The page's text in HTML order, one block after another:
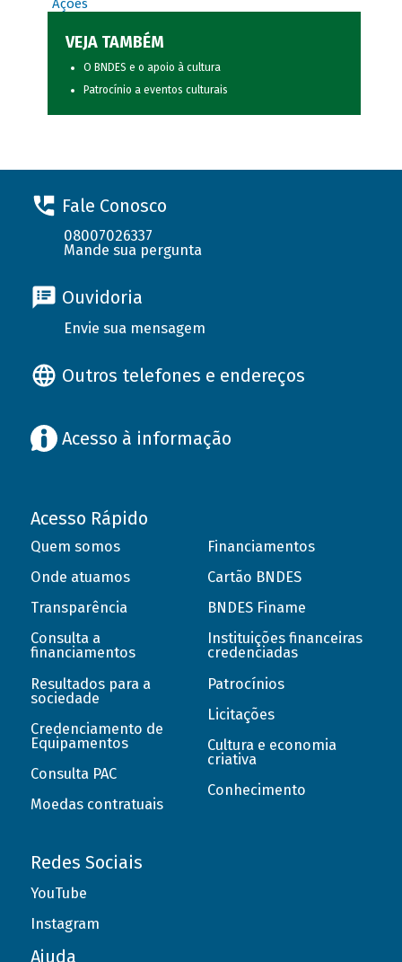
Ações
VEJA TAMBÉM
O BNDES e o apoio à cultura
Patrocínio a eventos culturais
Fale Conosco
08007026337
Mande sua pergunta
Ouvidoria
Envie sua mensagem
Outros telefones e endereços
Acesso à informação
Acesso Rápido
Quem somos
Onde atuamos
Transparência
Consulta a
financiamentos
Resultados para a
sociedade
Credenciamento de
Equipamentos
Consulta PAC
Moedas contratuais
Financiamentos
Cartão BNDES
BNDES Finame
Instituições financeiras
credenciadas
Patrocínios
Licitações
Cultura e economia
criativa
Conhecimento
Redes Sociais
YouTube
Instagram
Ajuda